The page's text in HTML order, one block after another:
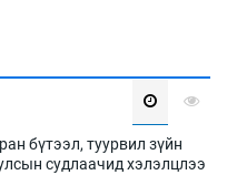
бүтээл, туурвил зүйн
судлаачид хэлэлцлээ